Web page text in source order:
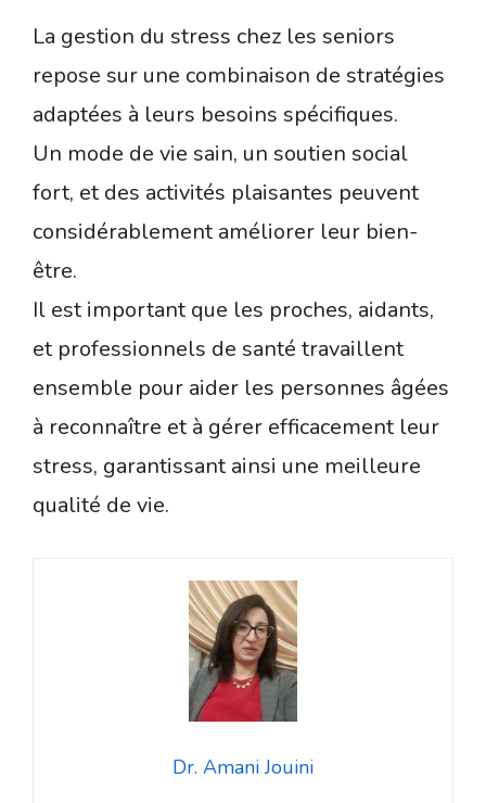
La gestion du stress chez les seniors
repose sur une combinaison de stratégies
adaptées à leurs besoins spécifiques.
Un mode de vie sain, un soutien social
fort, et des activités plaisantes peuvent
considérablement améliorer leur bien-
être.
Il est important que les proches, aidants,
et professionnels de santé travaillent
ensemble pour aider les personnes âgées
à reconnaître et à gérer efficacement leur
stress, garantissant ainsi une meilleure
qualité de vie.
Dr. Amani Jouini